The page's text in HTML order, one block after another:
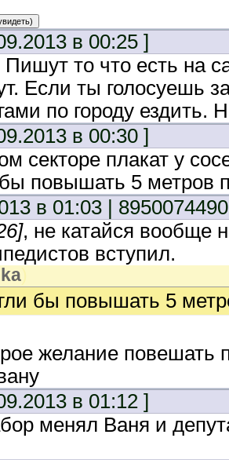
в 00:25 ]
Пишут то что есть на
Если ты голосуешь
по городу ездить.
в 00:30 ]
секторе плакат у
повышать 5 метров
в 01:03 |
, не катайся вообще
вступил.
)
бы повышать 5
желание повешать
в 01:12 ]
менял Ваня и